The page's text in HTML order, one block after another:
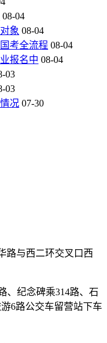
08-04
象 08-04
考全流程 08-04
报名中 08-04
03
03
况 07-30
路与西二环交叉口西
、纪念碑乘314路、石
6路公交车留营站下车